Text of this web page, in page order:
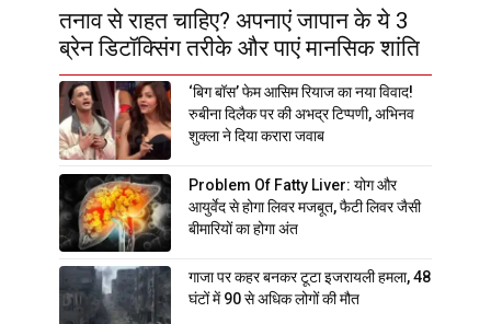
तनाव से राहत चाहिए? अपनाएं जापान के ये 3
ब्रेन डिटॉक्सिंग तरीके और पाएं मानसिक शांति
‘बिग बॉस’ फेम आसिम रियाज का नया विवाद!
रुबीना दिलैक पर की अभद्र टिप्पणी, अभिनव
शुक्ला ने दिया करारा जवाब
Problem Of Fatty Liver: योग और
आयुर्वेद से होगा लिवर मजबूत, फैटी लिवर जैसी
बीमारियों का होगा अंत
गाजा पर कहर बनकर टूटा इजरायली हमला, 48
घंटों में 90 से अधिक लोगों की मौत